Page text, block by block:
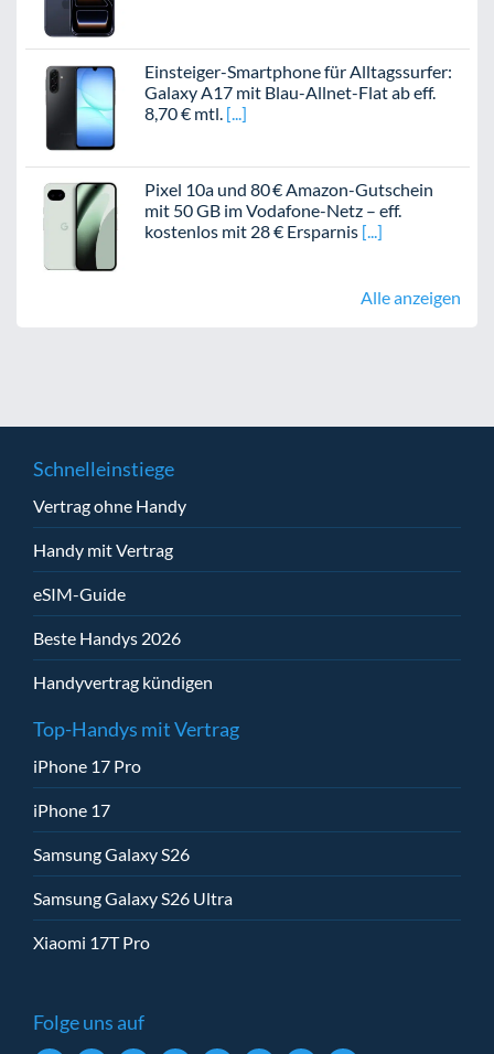
Einsteiger-Smartphone für Alltagssurfer:
Galaxy A17 mit Blau-Allnet-Flat ab eff.
8,70 € mtl.
Pixel 10a und 80 € Amazon-Gutschein
mit 50 GB im Vodafone-Netz – eff.
kostenlos mit 28 € Ersparnis
Alle anzeigen
Schnelleinstiege
Vertrag ohne Handy
Handy mit Vertrag
eSIM-Guide
Beste Handys 2026
Handyvertrag kündigen
Top-Handys mit Vertrag
iPhone 17 Pro
iPhone 17
Samsung Galaxy S26
Samsung Galaxy S26 Ultra
Xiaomi 17T Pro
Folge uns auf